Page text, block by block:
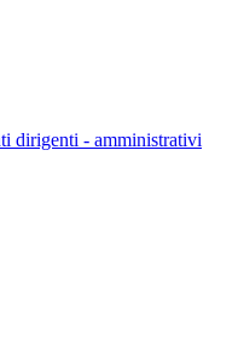
dirigenti - amministrativi